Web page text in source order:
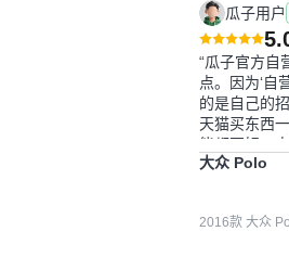
瓜子用户
“瓜子官方自
点。因为‘自
的是自己的
天猫买东西
能都要好一
象吧。一开
我确实有担
这些问题。
并不能完全
大众 Polo
2016款 大众